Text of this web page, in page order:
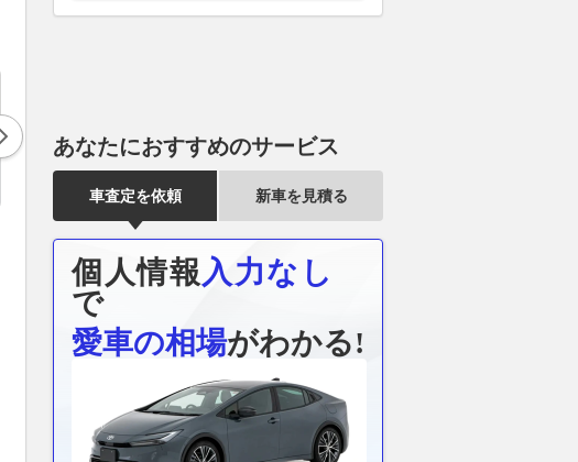
R34はなぜ今こんなに人気!?
R33の反省を生かした原点回
帰！ 最後の「RBスカイライ
ン」魅了とは
2026.08.08 ベストカーWeb
歴代最多67万台を売った名車の
魅力！ 4代目スカイラインの凄
2026.08.07 ベストカーWeb
あなたにおすすめのサービス
車査定を依頼 新車を見積る
個人情報 入力なし
で
愛車の相場がわかる!